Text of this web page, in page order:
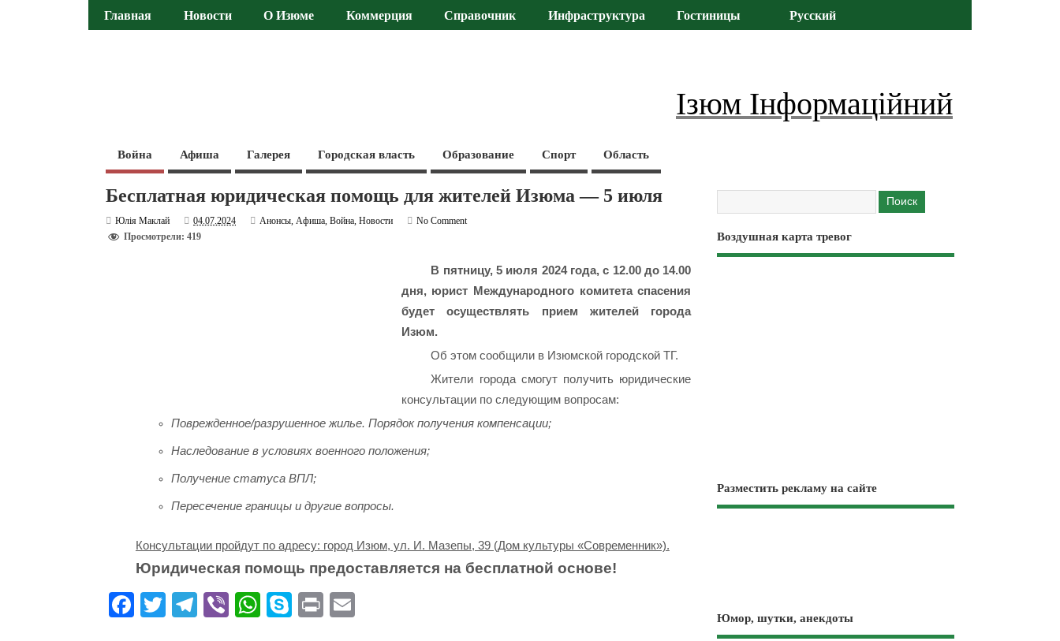
Главная Новости О Изюме Коммерция Справочник Инфраструктура Гостиницы Русский
Ізюм Інформаційний
Война Афиша Галерея Городская власть Образование Спорт Область
Бесплатная юридическая помощь для жителей Изюма — 5 июля
Юлія Маклай 04.07.2024 Анонсы,Афиша,Война,Новости
No Comment
Просмотрели: 419
В пятницу, 5 июля 2024 года, с 12.00 до 14.00
дня, юрист Международного комитета спасения
будет осуществлять прием жителей города
Изюм.
Об этом сообщили в Изюмской городской ТГ.
Жители города смогут получить юридические
консультации по следующим вопросам:
Поврежденное/разрушенное жилье. Порядок получения компенсации;
Наследование в условиях военного положения;
Получение статуса ВПЛ;
Пересечение границы и другие вопросы.
Консультации пройдут по адресу: город Изюм, ул. И. Мазепы, 39 (Дом культуры «Современник»).
Юридическая помощь предоставляется на бесплатной основе!
Fa T
Te Vi
W
S
Pr
Воздушная карта тревог
Разместить рекламу на сайте
Юмор, шутки, анекдоты